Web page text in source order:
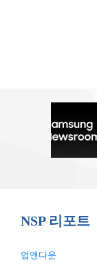
NSP 리포트
업앤다운